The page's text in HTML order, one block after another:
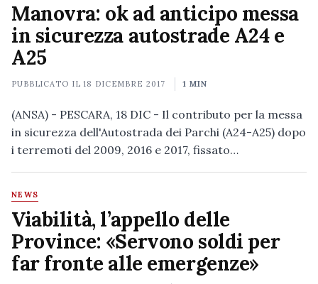
Manovra: ok ad anticipo messa
in sicurezza autostrade A24 e
A25
PUBBLICATO IL18 DICEMBRE 2017 1 MIN
(ANSA) - PESCARA, 18 DIC - Il contributo per la messa
in sicurezza dell'Autostrada dei Parchi (A24-A25) dopo
i terremoti del 2009, 2016 e 2017, fissato…
NEWS
Viabilità, l’appello delle
Province: «Servono soldi per
far fronte alle emergenze»